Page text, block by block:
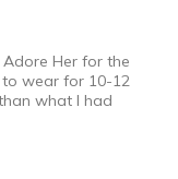
Adore Her for the
wear for 10-12
what I had